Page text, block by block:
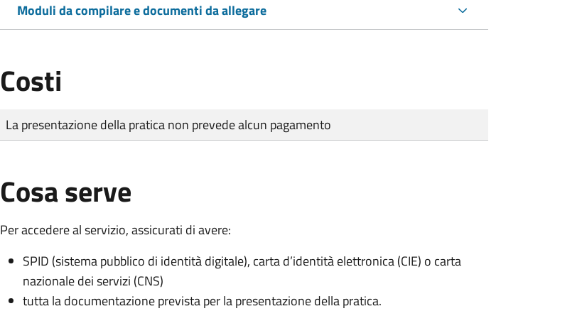
Moduli da compilare e documenti da allegare
Costi
Tipo di pagamento
Importo
La presentazione della pratica non prevede alcun pagamento
Cosa serve
Per accedere al servizio, assicurati di avere:
SPID (sistema pubblico di identità digitale), carta d’identità elettronica (CIE) o carta
nazionale dei servizi (CNS)
tutta la documentazione prevista per la presentazione della pratica.